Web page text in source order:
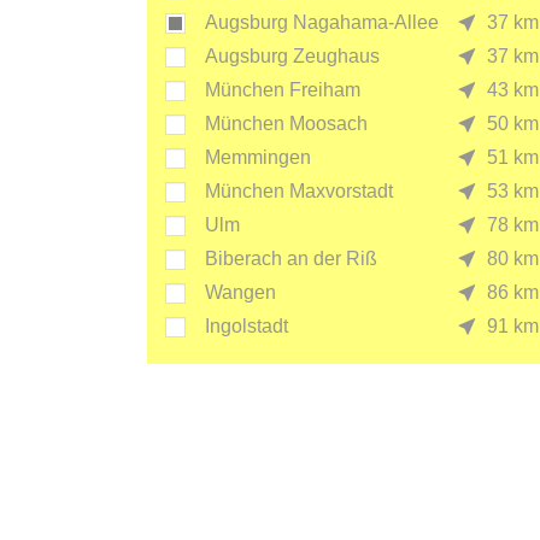
Augsburg Nagahama-Allee
37 km
Augsburg Zeughaus
37 km
München Freiham
43 km
München Moosach
50 km
Memmingen
51 km
München Maxvorstadt
53 km
Ulm
78 km
Biberach an der Riß
80 km
Wangen
86 km
Ingolstadt
91 km